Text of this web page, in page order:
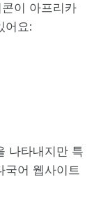
이 아프리카
어요:
나타내지만 특
국어 웹사이트